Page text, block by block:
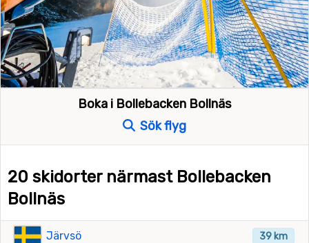
Boka i Bollebacken Bollnäs
Sök flyg
20 skidorter närmast Bollebacken
Bollnäs
39 km
Järvsö